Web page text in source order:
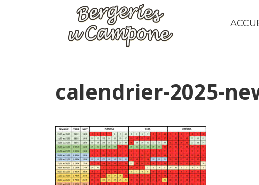
calendrier-2025-